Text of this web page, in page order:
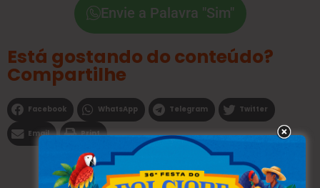
Envie a Palavra "Sim"
Está gostando do conteúdo?
Compartilhe
Facebook WhatsApp Telegram Twitter
Email Print